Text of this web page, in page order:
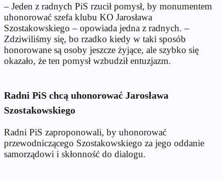
– Jeden z radnych PiS rzucił pomysł, by monumentem
uhonorować szefa klubu KO Jarosława
Szostakowskiego – opowiada jedna z radnych. –
Zdziwiliśmy się, bo rzadko kiedy w taki sposób
honorowane są osoby jeszcze żyjące, ale szybko się
okazało, że ten pomysł wzbudził entuzjazm.
Radni PiS chcą uhonorować Jarosława
Szostakowskiego
Radni PiS zaproponowali, by uhonorować
przewodniczącego Szostakowskiego za jego oddanie
samorządowi i skłonność do dialogu.